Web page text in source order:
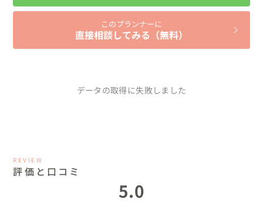
このプランナーに
直接相談してみる（無料）
データの取得に失敗しました
REVIEW
評価と口コミ
5.0